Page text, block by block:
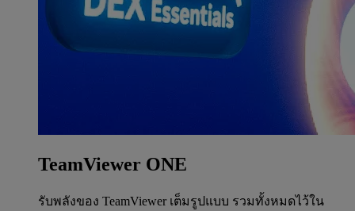
TeamViewer ONE
รับพลังของ TeamViewer เต็มรูปแบบ รวมทั้งหมดไว้ใน